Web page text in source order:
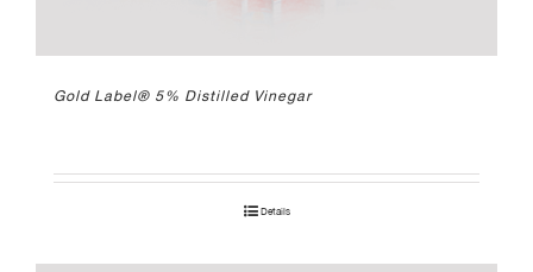
Gold Label® 5% Distilled Vinegar
Details